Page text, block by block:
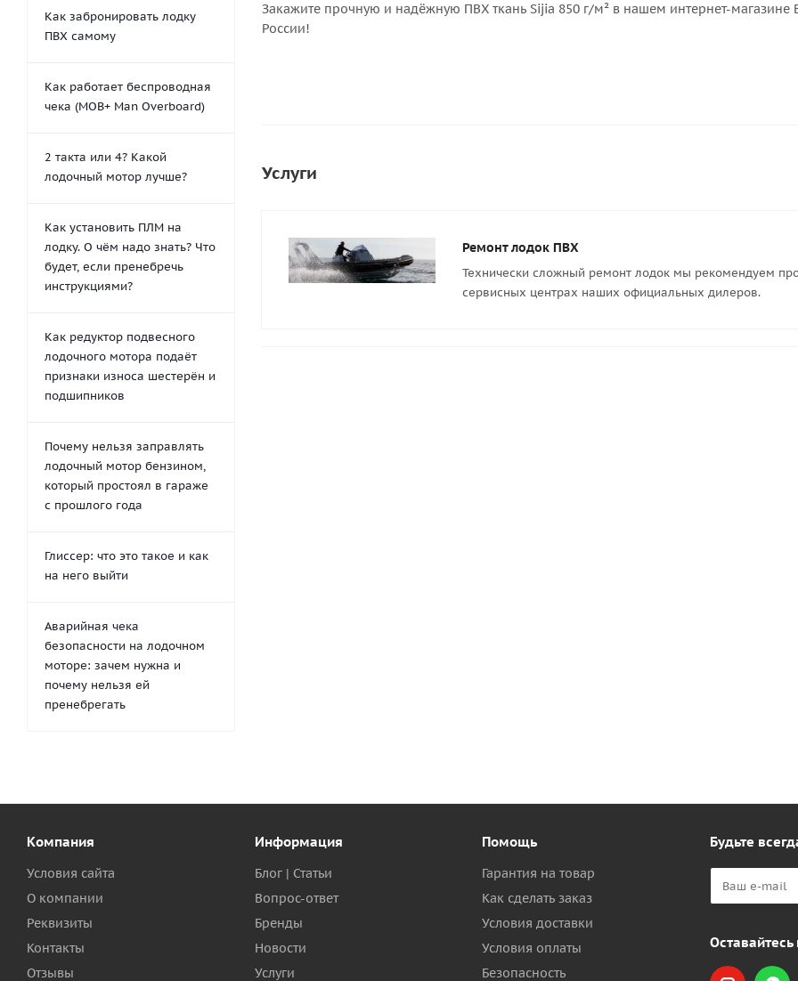
Закажите прочную и надёжную ПВХ ткань Sijia 850 г/м² в нашем интернет-
России!
Услуги
Ремонт лодок ПВХ
Технически сложный ремонт лодок мы рекомендуем
сервисных центрах наших официальных дилеров.
Как забронировать лодку
ПВХ самому
Как работает беспроводная
чека (MOB+ Man Overboard)
2 такта или 4? Какой
лодочный мотор лучше?
Как установить ПЛМ на
лодку. О чём надо знать? Что
будет, если пренебречь
инструкциями?
Как редуктор подвесного
лодочного мотора подаёт
признаки износа шестерён и
подшипников
Почему нельзя заправлять
лодочный мотор бензином,
который простоял в гараже
с прошлого года
Глиссер: что это такое и как
на него выйти
Аварийная чека
безопасности на лодочном
моторе: зачем нужна и
почему нельзя ей
пренебрегать
Компания
Условия сайта
О компании
Реквизиты
Контакты
Отзывы
Информация
Блог | Статьи
Вопрос-ответ
Бренды
Новости
Услуги
Помощь
Гарантия на товар
Как сделать заказ
Условия доставки
Условия оплаты
Безопасность
Будьте
Оставайтесь